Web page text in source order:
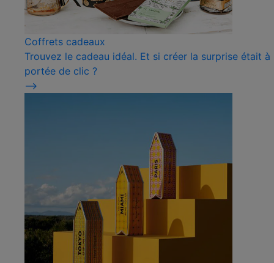
Coffrets cadeaux
Trouvez le cadeau idéal. Et si créer la surprise était à
portée de clic ?
⟶